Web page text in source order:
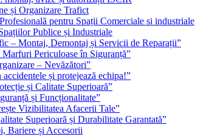
și Organizare Trafict
pentru Spații Comerciale si industriale
Publice și Industriale
– Montaj, Demontaj și Servicii de Reparații”
Periculoase în Siguranță”
– Nevăzători”
și protejează echipa!”
și Calitate Superioară”
și Funcționalitate”
Vizibilitatea Afacerii Tale”
Superioară și Durabilitate Garantată”
Bariere și Accesorii